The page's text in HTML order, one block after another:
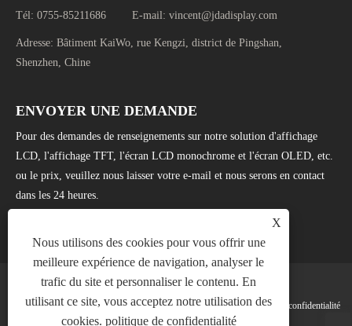
Tél: 0755-85211686 E-mail: vincent@jdadisplay.com
Adresse: Bâtiment KaiWo, rue Kengzi, district de Pingshan,
Shenzhen, Chine
ENVOYER UNE DEMANDE
Pour des demandes de renseignements sur notre solution d'affichage
LCD, l'affichage TFT, l'écran LCD monochrome et l'écran OLED, etc.
ou le prix, veuillez nous laisser votre e-mail et nous serons en contact
dans les 24 heures.
Links Sitemap RSS XML politique de confidentialité
X
Nous utilisons des cookies pour vous offrir une
meilleure expérience de navigation, analyser le
trafic du site et personnaliser le contenu. En
utilisant ce site, vous acceptez notre utilisation des
cookies. politique de confidentialité